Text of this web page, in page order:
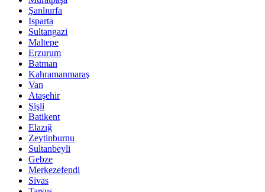
Şanlıurfa
Isparta
Sultangazi
Maltepe
Erzurum
Batman
Kahramanmaraş
Van
Ataşehir
Şişli
Batikent
Elazığ
Zeytinburnu
Sultanbeyli
Gebze
Merkezefendi
Sivas